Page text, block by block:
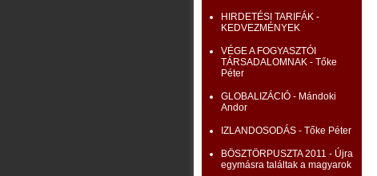
HIRDETÉSI TARIFÁK -
KEDVEZMÉNYEK
VÉGE A FOGYASZTÓI
TÁRSADALOMNAK - Tőke
Péter
GLOBALIZÁCIÓ - Mándoki
Andor
IZLANDOSODÁS - Tőke Péter
BÖSZTÖRPUSZTA 2011 - Újra
egymásra találtak a magyarok